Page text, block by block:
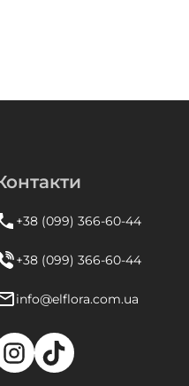
+38 (099) 366-60-44
+38 (099) 366-60-44
info@elflora.com.ua